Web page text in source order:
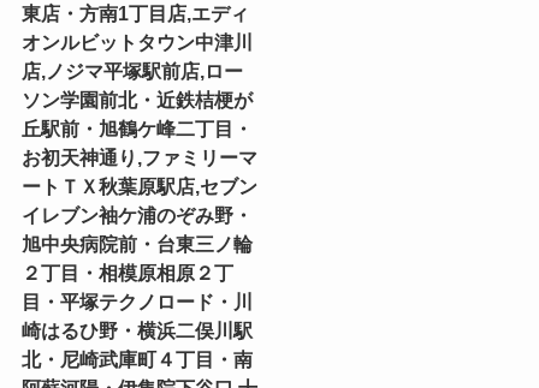
東店・方南1丁目店,エディ
オンルビットタウン中津川
店,ノジマ平塚駅前店,ロー
ソン学園前北・近鉄桔梗が
丘駅前・旭鶴ケ峰二丁目・
お初天神通り,ファミリーマ
ートＴＸ秋葉原駅店,セブン
イレブン袖ケ浦のぞみ野・
旭中央病院前・台東三ノ輪
２丁目・相模原相原２丁
目・平塚テクノロード・川
崎はるひ野・横浜二俣川駅
北・尼崎武庫町４丁目・南